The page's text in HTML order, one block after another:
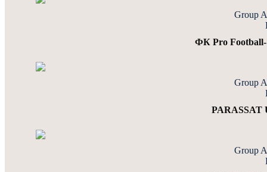
Group
ФК Pro Football-
Group
PARASSAT
Group